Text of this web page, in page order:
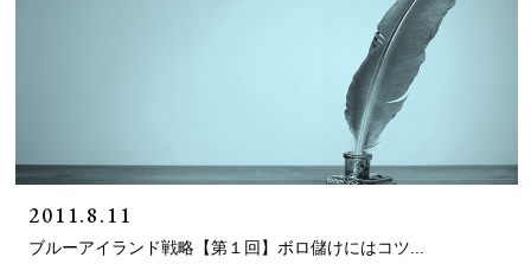
2011.8.11
ブルーアイランド戦略【第１回】ボロ儲けにはコツ...